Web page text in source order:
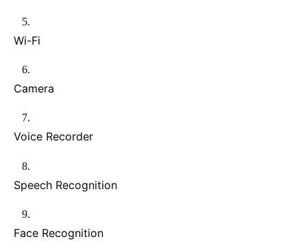
5.
Wi-Fi
6.
Camera
7.
Voice Recorder
8.
Speech Recognition
9.
Face Recognition